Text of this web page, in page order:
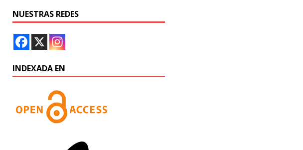
NUESTRAS REDES
INDEXADA EN